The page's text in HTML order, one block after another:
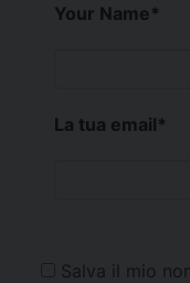
Your Name*
La tua email*
Salva il mio